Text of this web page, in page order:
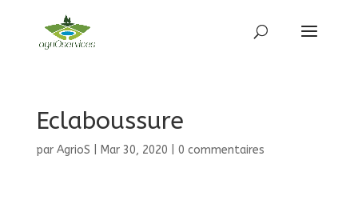
Eclaboussure
par AgrioS Mar 30, 2020 0 commentaires